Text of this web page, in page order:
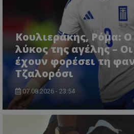
Κουλιεράκης, Ρόμα:
λύκος της αγέλης –
έχουν φορέσει τη
Τζαλορόσι
07.08.2026 - 23:54